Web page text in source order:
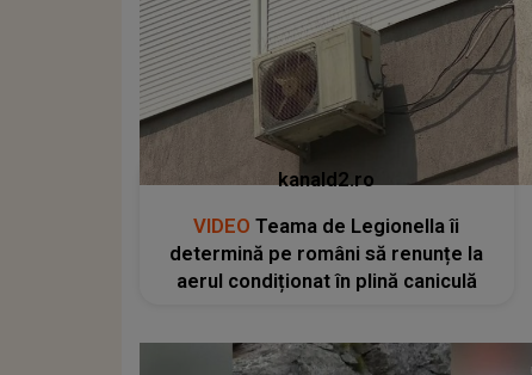
kanald2.ro
VIDEO Teama de Legionella îi
determină pe români să renunțe la
aerul condiționat în plină caniculă